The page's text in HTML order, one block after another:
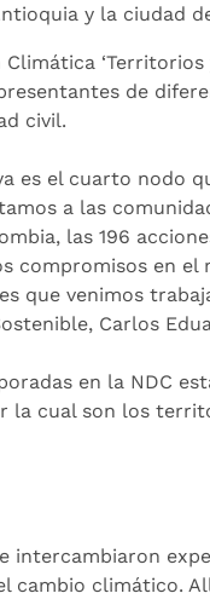
y la ciudad
de
civil.
es el cuarto nodo
a las
las 196
compromisos en el
que venimos
Carlos
en la NDC
la cual son los
intercambiaron
cambio climático.